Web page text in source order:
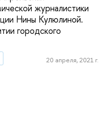
журналистики
Нины Кулюлиной.
городского
20 апреля, 2021 г.